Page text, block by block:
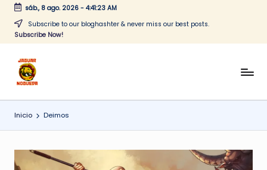
Saltar
sáb., 8 ago. 2026- 4:41:23 AM
Subscribe to our bloghashter & never miss our best posts.
Subscribe Now!
J
a
g
a
CONTENIDO
Inicio Deimos